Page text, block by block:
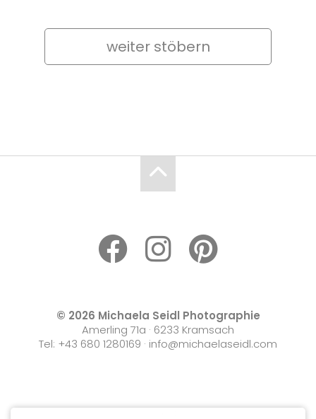
weiter stöbern
© 2026 Michaela Seidl Photographie
Amerling 71a · 6233 Kramsach
Tel: +43 680 1280169 · info@michaelaseidl.com